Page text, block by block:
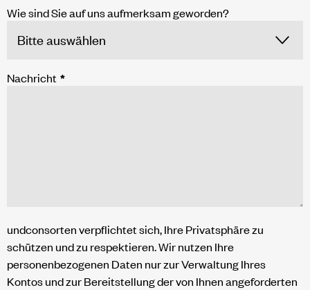
Wie sind Sie auf uns aufmerksam geworden?
Nachricht *
undconsorten verpflichtet sich, Ihre Privatsphäre zu
schützen und zu respektieren. Wir nutzen Ihre
personenbezogenen Daten nur zur Verwaltung Ihres
Kontos und zur Bereitstellung der von Ihnen angeforderten